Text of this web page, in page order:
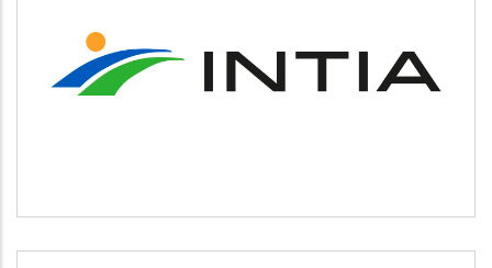
INTIA
Agricultura y ganadería